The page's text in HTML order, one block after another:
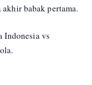
babak pertama.
Indonesia vs